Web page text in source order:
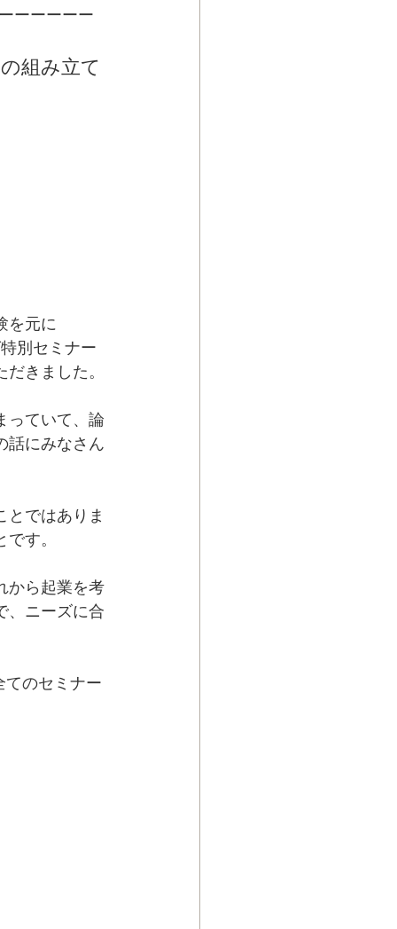
ーーーーー
組み立て
を元に
別セミナー
きました。
っていて、論
話にみなさん
とではありま
す。
から起業を考
、ニーズに合
てのセミナー